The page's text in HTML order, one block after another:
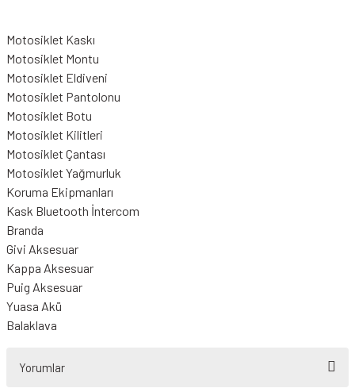
Motosiklet Kaskı
Motosiklet Montu
Motosiklet Eldiveni
Motosiklet Pantolonu
Motosiklet Botu
Motosiklet Kilitleri
Motosiklet Çantası
Motosiklet Yağmurluk
Koruma Ekipmanları
Kask Bluetooth İntercom
Branda
Givi Aksesuar
Kappa Aksesuar
Puig Aksesuar
Yuasa Akü
Balaklava
Yorumlar